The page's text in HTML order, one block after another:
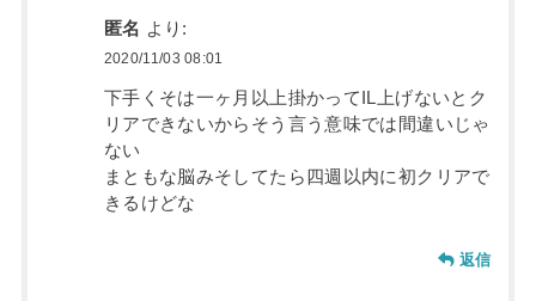
匿名 より:
2020/11/03 08:01
下手くそは一ヶ月以上掛かってIL上げないとク
リアできないからそう言う意味では間違いじゃ
ない
まともな脳みそしてたら四週以内に初クリアで
きるけどな
返信